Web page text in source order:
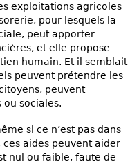
exploitations agricoles
pour lesquels la
peut apporter
et elle propose
humain. Et il semblait
peuvent prétendre les
peuvent
ou sociales.
si ce n’est pas dans
aides peuvent aider
nul ou faible, faute de